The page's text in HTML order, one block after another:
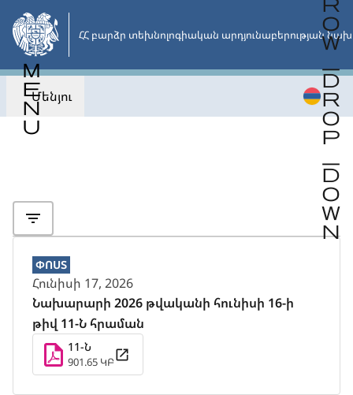
Անցնել
հիմնական
բովանդակությանը
ՀՀ բարձր տեխնոլոգիական արդյունաբերության
Մենյու
ՓՈՍՏ
Հունիսի 17, 2026
Նախարարի 2026 թվականի հունիսի 16-ի
թիվ 11-Ն հրաման
11-Ն
901.65 ԿԲ